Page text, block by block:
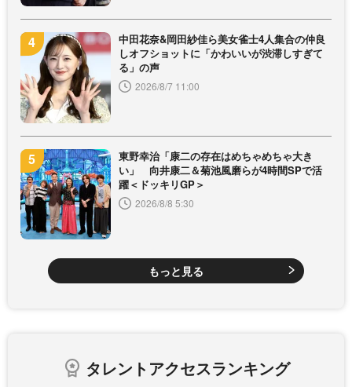
中田花奈&岡田紗佳ら美女雀士4人集合の仲良
しオフショットに「かわいいが渋滞しすぎて
る」の声
2026/8/7 11:00
東野幸治「康二の存在はめちゃめちゃ大き
い」 向井康二＆菊池風磨らが4時間SPで活
躍＜ドッキリGP＞
2026/8/8 5:30
もっと見る
タレントアクセスランキング